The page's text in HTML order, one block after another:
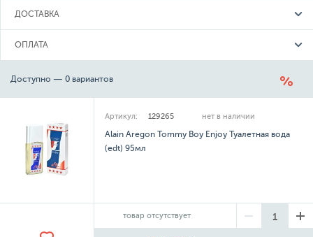
ДОСТАВКА
ОПЛАТА
Доступно — 0 вариантов
Артикул: 129265 нет в наличии
Alain Aregon Tommy Boy Enjoy Туалетная вода
(edt) 95мл
товар отсутствует